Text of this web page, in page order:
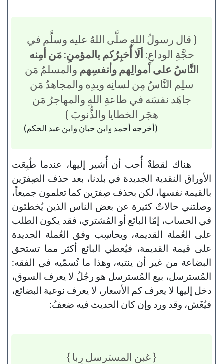
{ قال رسولُ اللهِ صلَّى اللهُ عليه وسلَّم في
حجَّةِ الوداعِ:ألَا أُخبِرُكم بالمؤمنِ: مَن أمِنه
النَّاسُ على أموالِهم وأنفسِهم والمسلمُ مَن
سلِم النَّاسُ مِن لسانِه ويدِه والمجاهدُ مَن
جاهَد نفسَه في طاعةِ اللهِ والمهاجرُ مَن
هجَر الخطايا والذُّنوبَ }
(أخرجه أحمد وابن حبان وابن عبد الحكم)
هناك لقطةٌ أُحب أن أُشير إليها، عندما طُبِعَت
الأوراق النقدية الجديدة في بلدنا، بعد حذف الصِفرَين
بالقيمة نفسها، لكن بحذف صِفرَين كما تعلمون جميعاً،
وصلتني حالاتٌ كثيرة عن بعض الناس الذين يُخطئون
في الحساب، إمّا البائع أو المُشتري، فقد يكون الطلب
على العُملة القديمة، ويحاسِب وفق العُملة الجديدة
على قيمة القديمة، فيُعطي البائع أكثر مما تستحق
البضاعة من غير أن ينتبه، وهذا ما نُسمّيه في الفقه:
المُسترسل، بيع المُسترسل هو رجُلٌ لا يعرف السوق،
دخل إليها لا يعرف كم الأسعار، لا يعرف نوعية البضائع،
فيُغَش، وقد ورد وإن كان الحديث فيه ضعفٌ:
{ غبن المسترسل رِبا }